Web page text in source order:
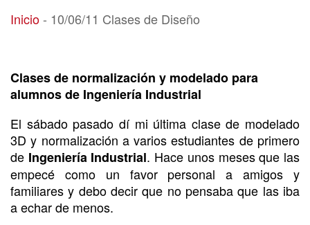
10/06/11 Clases de Diseño
Inicio- 10/06/11 Clases de Diseño
Clases de normalización y modelado para
alumnos de Ingeniería Industrial
El sábado pasado dí mi última clase de modelado
3D y normalización a varios estudiantes de primero
de Ingeniería Industrial. Hace unos meses que las
empecé como un favor personal a amigos y
familiares y debo decir que no pensaba que las iba
a echar de menos.